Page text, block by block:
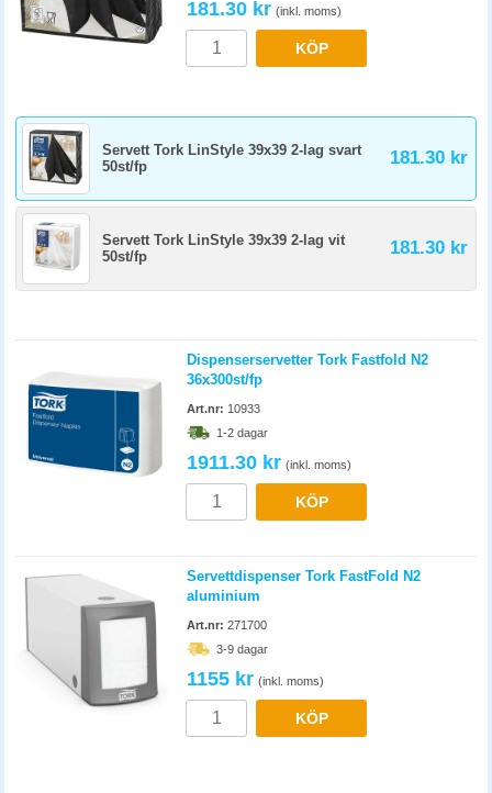
181.30 kr (inkl. moms)
KÖP
Servett Tork LinStyle 39x39 2-lag svart
50st/fp
181.30 kr
Servett Tork LinStyle 39x39 2-lag vit
50st/fp
181.30 kr
Dispenserservetter Tork Fastfold N2
36x300st/fp
Art.nr: 10933
1-2 dagar
1911.30 kr (inkl. moms)
KÖP
Servettdispenser Tork FastFold N2
aluminium
Art.nr: 271700
3-9 dagar
1155 kr (inkl. moms)
KÖP